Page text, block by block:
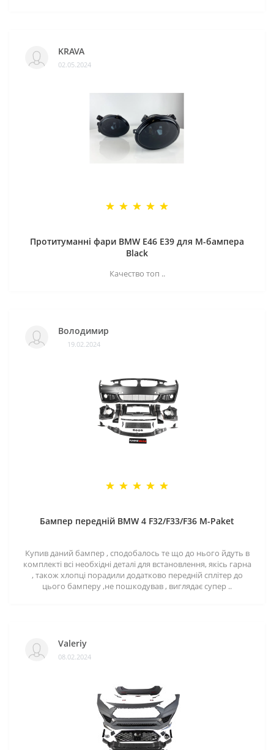
KRAVA
02.05.2024
Протитуманні фари BMW E46 E39 для M-бампера
Black
Качество топ ..
Володимир
19.02.2024
Бампер передній BMW 4 F32/F33/F36 M-Paket
Купив даний бампер , сподобалось те що до нього йдуть в
комплекті всі необхідні деталі для встановлення, якісь гарна
, також хлопці порадили додатково передній сплітер до
цього бамперу ,не пошкодував , виглядає супер ..
Valeriy
08.02.2024